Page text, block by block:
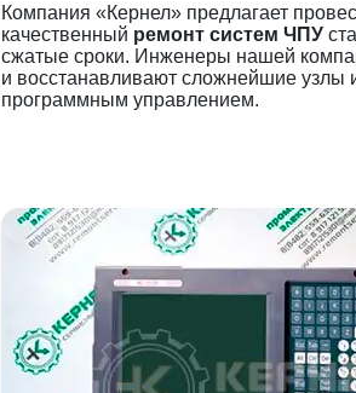
Компания «Кернел» предлагает
качественный ремонт систем ЧПУ
сжатые сроки. Инженеры нашей
и восстанавливают сложнейшие узлы
программным управлением.